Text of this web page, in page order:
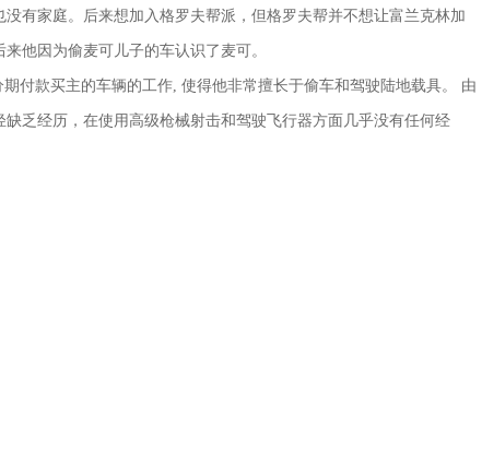
有家庭。后来想加入格罗夫帮派，但格罗夫帮并不想让富兰克林加
他因为偷麦可儿子的车认识了麦可。
付款买主的车辆的工作, 使得他非常擅长于偷车和驾驶陆地载具。 由
乏经历，在使用高级枪械射击和驾驶飞行器方面几乎没有任何经